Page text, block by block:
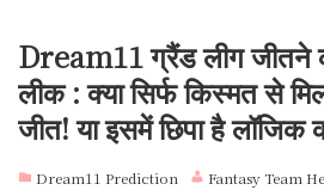
Dream11 ग्रैंड लीग जीतने
लीक : क्या सिर्फ किस्मत से
जीत! या इसमें छिपा है
Dream11 Prediction Fantasy Team